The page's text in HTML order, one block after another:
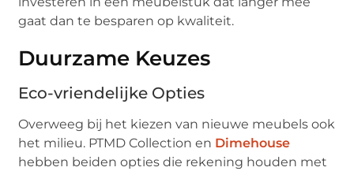
gaat dan te besparen op kwaliteit.
Duurzame Keuzes
Eco-vriendelijke Opties
Overweeg bij het kiezen van nieuwe meubels ook
het milieu. PTMD Collection en Dimehouse
hebben beiden opties die rekening houden met